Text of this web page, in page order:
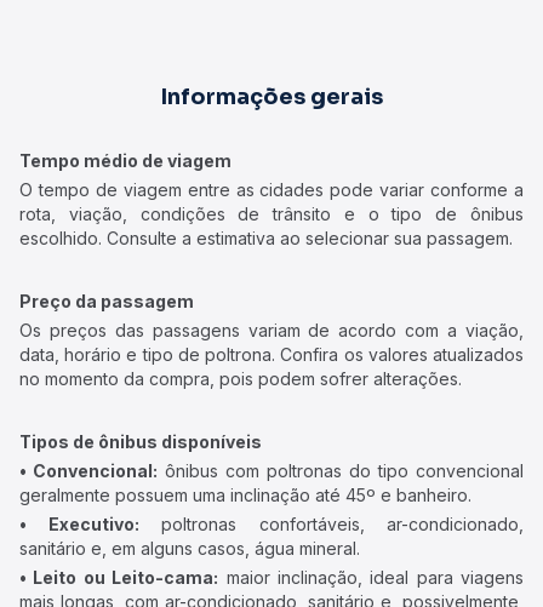
Informações gerais
Tempo médio de viagem
O tempo de viagem entre as cidades pode variar conforme a
rota, viação, condições de trânsito e o tipo de ônibus
escolhido. Consulte a estimativa ao selecionar sua passagem.
Preço da passagem
Os preços das passagens variam de acordo com a viação,
data, horário e tipo de poltrona. Confira os valores atualizados
no momento da compra, pois podem sofrer alterações.
Tipos de ônibus disponíveis
• Convencional: ônibus com poltronas do tipo convencional
geralmente possuem uma inclinação até 45º e banheiro.
• Executivo: poltronas confortáveis, ar-condicionado,
sanitário e, em alguns casos, água mineral.
• Leito ou Leito-cama: maior inclinação, ideal para viagens
mais longas, com ar-condicionado, sanitário e, possivelmente,